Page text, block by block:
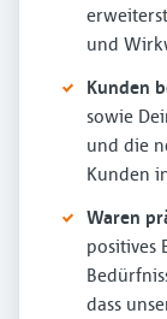
und
Kunden
sowie
und die
Kunden
Waren
positives
dass